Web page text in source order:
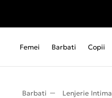
Femei Barbati Copii
Barbati Lenjerie Intima